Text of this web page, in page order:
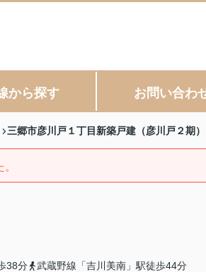
から探す お問い合わ
三郷市彦川戸１丁目新築戸建（彦川戸２期）
38分 武蔵野線「吉川美南」駅徒歩44分